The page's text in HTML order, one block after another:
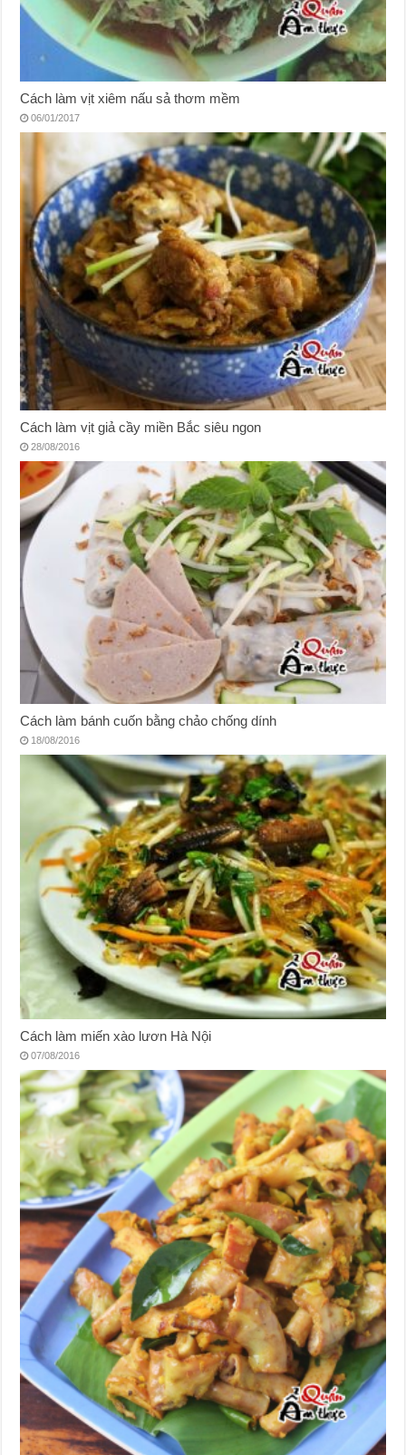
Cách làm vịt xiêm nấu sả thơm mềm
06/01/2017
Cách làm vịt giả cầy miền Bắc siêu ngon
28/08/2016
Cách làm bánh cuốn bằng chảo chống dính
18/08/2016
Cách làm miến xào lươn Hà Nội
07/08/2016